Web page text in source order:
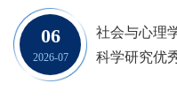
06
2026-07
社会与心理
科学研究优